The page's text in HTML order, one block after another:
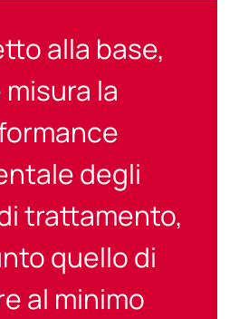
alla base,
la
degli
trattamento,
quello di
al minimo